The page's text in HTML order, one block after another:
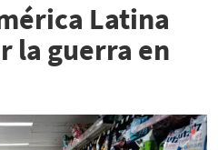
Latina
la guerra en